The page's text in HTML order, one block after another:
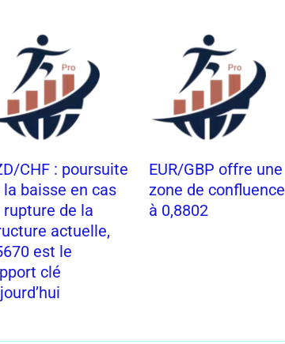
CHF : poursuite
la baisse en cas
rupture de la
actuelle,
est le
clé
EUR/GBP offre une
zone de confluence
à 0,8802